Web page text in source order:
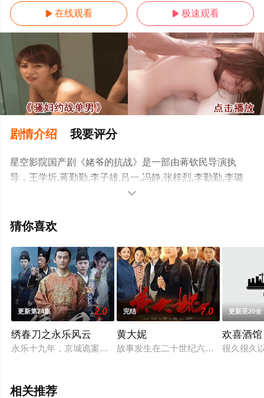
 在线观看  极速观看
剧情介绍 我要评分
星空影院国产剧《姥爷的抗战》是一部由蒋钦民导演执
导，王学圻,蒋勤勤,李子雄,吕一,冯静,张梓烈,李勤勤,李璐
茜,祝涛等演员精彩演绎的中国大陆电视剧，免费观看高清
前免费观看，更多剧情信息可移步至豆瓣电视剧、电视猫

猜你喜欢
更新第24集 2.0
绣春刀之永乐风云
永乐十九年，京城诡案频发：妖魔夜行、国宝被盗、太医遭调
完结 7.0
黄大妮
故事发生在二十世纪六十年代，黄大
更新至20全
欢喜酒馆
很久很久
相关推荐